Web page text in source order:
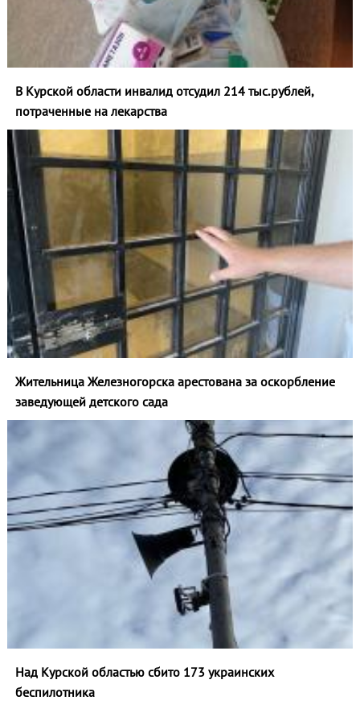
В Курской области инвалид отсудил 214 тыс.рублей,
потраченные на лекарства
Жительница Железногорска арестована за оскорбление
заведующей детского сада
Над Курской областью сбито 173 украинских
беспилотника